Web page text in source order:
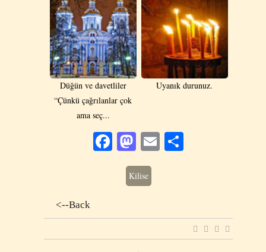
Düğün ve davetliler
“Çünkü çağrılanlar çok
ama seç...
Uyanık durunuz.
Facebook
Mastodon
Email
Kilise
<--Back